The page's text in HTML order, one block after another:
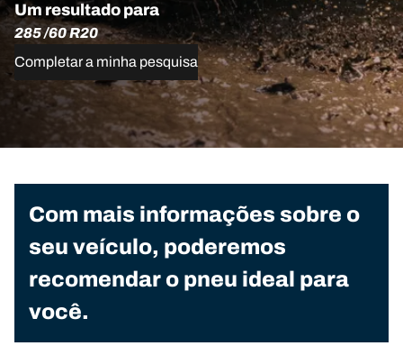
Um resultado para
285 /60 R20
Completar a minha pesquisa
Com mais informações sobre o
seu veículo, poderemos
recomendar o pneu ideal para
você.